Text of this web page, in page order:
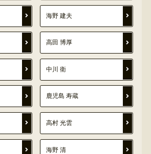
海野 建夫
高田 博厚
中川 衛
鹿児島 寿蔵
高村 光雲
海野 清